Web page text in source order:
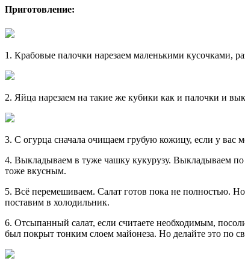
Приготовление:
1. Крабовые палочки нарезаем маленькими кусочками,
2. Яйца нарезаем на такие же кубики как и палочки и
3. С огурца сначала очищаем грубую кожицу, если у
4. Выкладываем в туже чашку кукурузу. Выкладываем по
тоже вкусным.
5. Всё перемешиваем. Салат готов пока не полностью.
поставим в холодильник.
6. Отсыпанный салат, если считаете необходимым,
был покрыт тонким слоем майонеза. Но делайте это по